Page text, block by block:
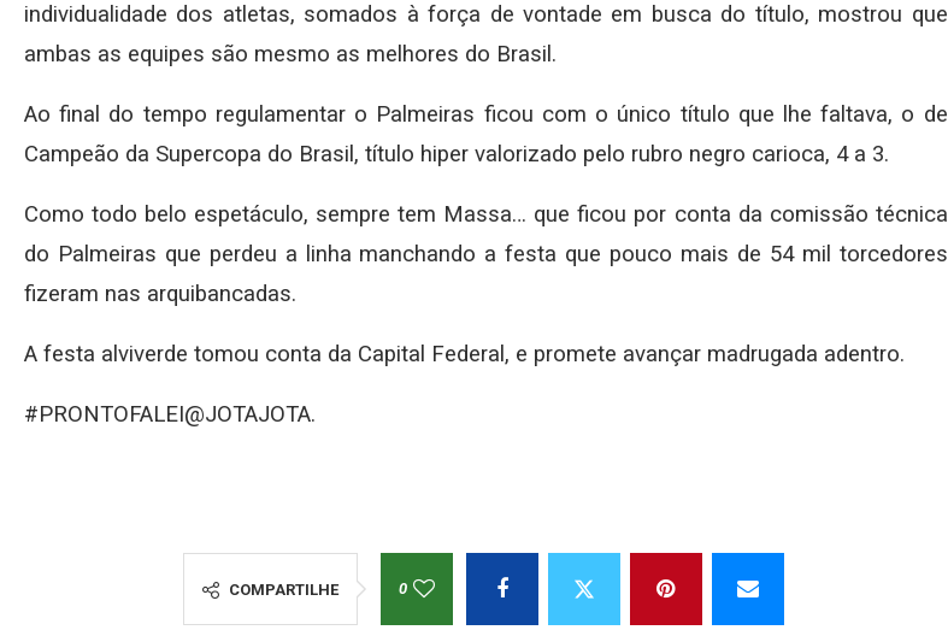
individualidade dos atletas, somados à força de vontade em busca do título, mostrou que
ambas as equipes são mesmo as melhores do Brasil.
Ao final do tempo regulamentar o Palmeiras ficou com o único título que lhe faltava, o de
Campeão da Supercopa do Brasil, título hiper valorizado pelo rubro negro carioca, 4 a 3.
Como todo belo espetáculo, sempre tem Massa… que ficou por conta da comissão técnica
do Palmeiras que perdeu a linha manchando a festa que pouco mais de 54 mil torcedores
fizeram nas arquibancadas.
A festa alviverde tomou conta da Capital Federal, e promete avançar madrugada adentro.
#PRONTOFALEI@JOTAJOTA.
COMPARTILHE 0